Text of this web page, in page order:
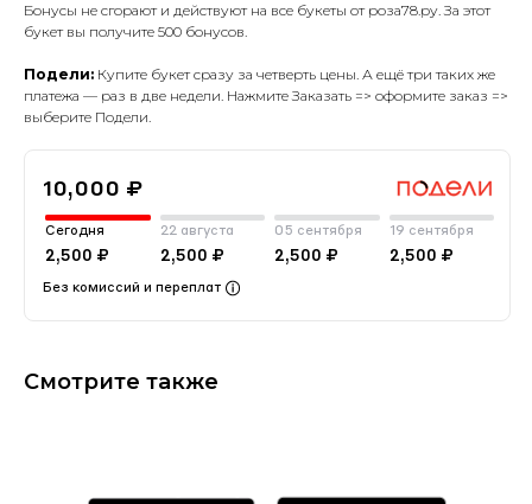
Бонусы не сгорают и действуют на все букеты от роза78.ру. За этот
букет вы получите 500 бонусов.
Подели: Купите букет сразу за четверть цены. А ещё три таких же
платежа — раз в две недели. Нажмите Заказать => оформите заказ =>
выберите Подели.
10,000 ₽
Сегодня
2,500 ₽
22 августа
2,500 ₽
05 сентября
2,500 ₽
19 сентября
2,500 ₽
Без комиссий и переплат
Смотрите также